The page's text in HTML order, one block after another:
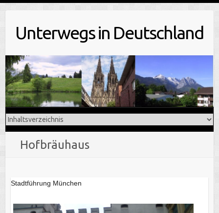
Unterwegs in Deutschland
Hofbräuhaus
Stadtführung München